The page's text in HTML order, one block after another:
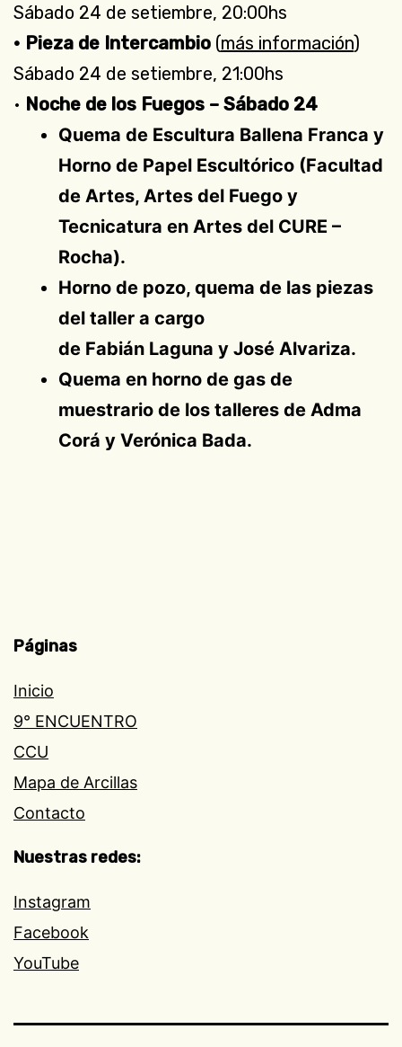
Sábado 24 de setiembre, 20:00hs
• Pieza de Intercambio (más información)
Sábado 24 de setiembre, 21:00hs
• Noche de los Fuegos – Sábado 24
Quema de Escultura Ballena Franca y
Horno de Papel Escultórico (Facultad
de Artes, Artes del Fuego y
Tecnicatura en Artes del CURE –
Rocha).
Horno de pozo, quema de las piezas
del taller a cargo
de Fabián Laguna y José Alvariza.
Quema en horno de gas de
muestrario de los talleres de Adma
Corá y Verónica Bada.
Páginas
Inicio
9° ENCUENTRO
CCU
Mapa de Arcillas
Contacto
Nuestras redes:
Instagram
Facebook
YouTube